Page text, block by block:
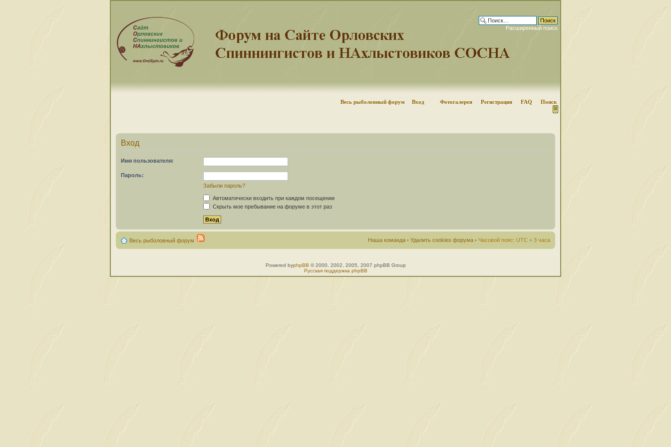
Расширенный поиск
Весь рыболовный форум Вход Фотогалерея Регистрация FAQ Поиск
Вход
Имя пользователя:
Пароль:
Забыли пароль?
Автоматически входить при каждом посещении
Скрыть мое пребывание на форуме в этот раз
Весь рыболовный форум Наша команда • Удалить cookies форума • Часовой пояс: UTC + 3 часа
Powered byphpBB © 2000, 2002, 2005, 2007 phpBB Group
Русская поддержка phpBB